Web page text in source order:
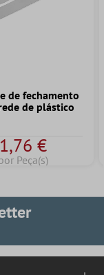
de fechamento
de plástico
1,76 €
Peça(s)